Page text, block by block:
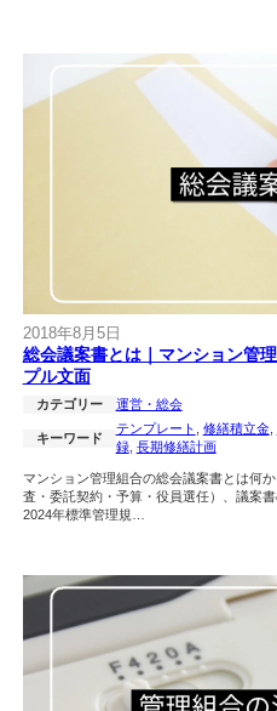
2018年8月5日
総会議案書とは｜マンション管
プル文面
カテゴリー 運営・総会
キーワード
テンプレート 修繕積立金,
録, 長期修繕計画
マンション管理組合の総会議案書とは何
査・委託契約・予算・役員選任）、議案
2024年標準管理規…